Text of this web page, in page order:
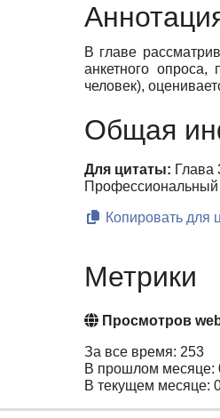
В главе
анкетного
человек),
Общая
Для цитаты: Глава
Профессиональный
Копировать для
Метрики
Просмотров
За все время: 253
В прошлом месяце:
В текущем месяце: